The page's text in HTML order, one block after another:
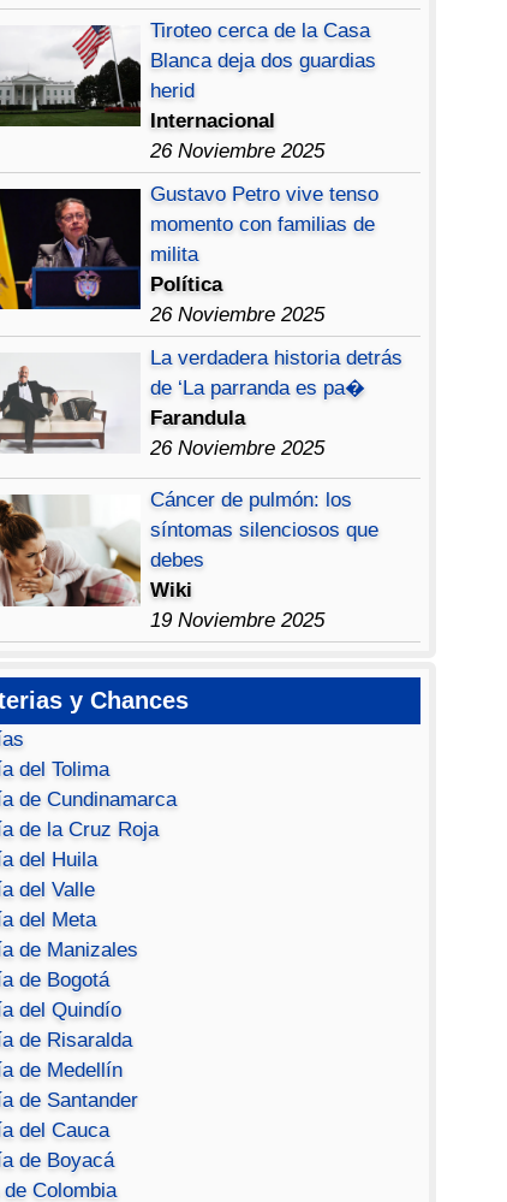
Tiroteo cerca de la Casa
Blanca deja dos guardias
herid
Internacional
26 Noviembre 2025
Gustavo Petro vive tenso
momento con familias de
milita
Política
26 Noviembre 2025
La verdadera historia detrás
de ‘La parranda es pa�
Farandula
26 Noviembre 2025
Cáncer de pulmón: los
síntomas silenciosos que
debes
Wiki
19 Noviembre 2025
y Chances
del Tolima
de Cundinamarca
de la Cruz Roja
del Huila
del Valle
del Meta
de Manizales
de Bogotá
del Quindío
de Risaralda
de Medellín
de Santander
del Cauca
de Boyacá
Colombia